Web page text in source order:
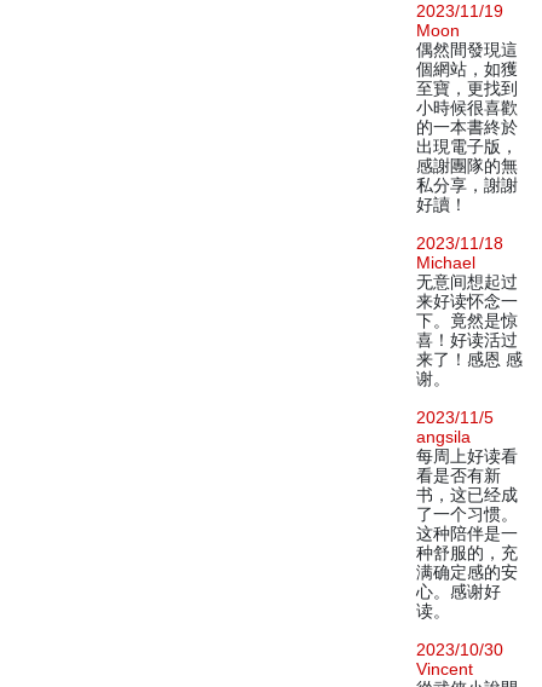
2023/11/19
Moon
偶然間發現這
個網站，如獲
至寶，更找到
小時候很喜歡
的一本書終於
出現電子版，
感謝團隊的無
私分享，謝謝
好讀！
2023/11/18
Michael
无意间想起过
来好读怀念一
下。竟然是惊
喜！好读活过
来了！感恩 感
谢。
2023/11/5
angsila
每周上好读看
看是否有新
书，这已经成
了一个习惯。
这种陪伴是一
种舒服的，充
满确定感的安
心。感谢好
读。
2023/10/30
Vincent